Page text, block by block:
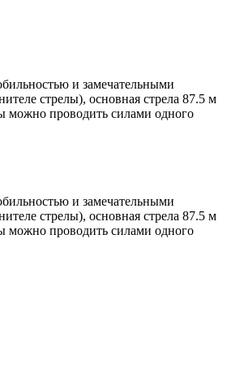
и замечательными
стрелы), основная стрела 87.5 м
можно проводить силами одного
и замечательными
стрелы), основная стрела 87.5 м
можно проводить силами одного